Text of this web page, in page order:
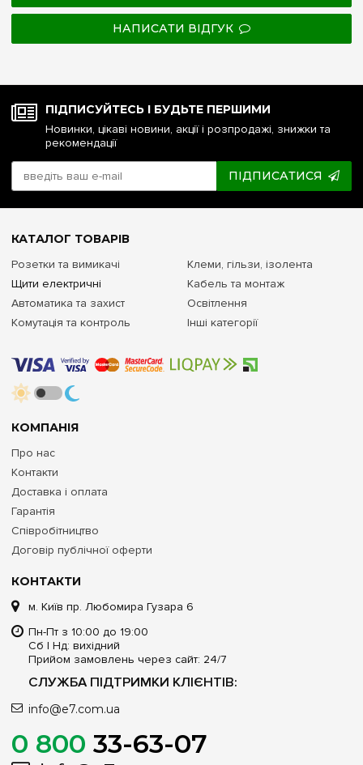
НАПИСАТИ ВІДГУК
ПІДПИСУЙТЕСЬ І БУДЬТЕ ПЕРШИМИ
Новинки, цікаві новини, акції і розпродажі, знижки та
рекомендації
ПІДПИСАТИСЯ
КОНТАКТИ
м. Київ пр. Любомира Гузара 6
Пн-Пт з 10:00 до 19:00
Сб | Нд: вихідний
Прийом замовлень через сайт: 24/7
СЛУЖБА ПІДТРИМКИ КЛІЄНТІВ:
info@e7.com.ua
0 800 33-63-07
КОМПАНІЯ
Про нас
Контакти
Доставка і оплата
Гарантія
Співробітництво
Договір публічної оферти
КАТАЛОГ ТОВАРІВ
Розетки та вимикачі
Щити електричні
Автоматика та захист
Комутація та контроль
Клеми, гільзи, ізолента
Кабель та монтаж
Освітлення
Інші категорії